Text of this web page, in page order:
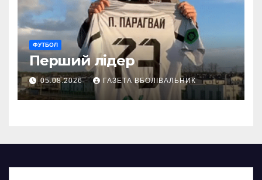
ФУТБОЛ
Перший лідер
05.08.2026 ГАЗЕТА ВБОЛІВАЛЬНИК